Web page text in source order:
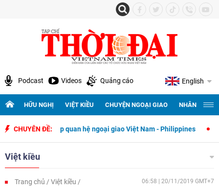
Podcast Videos Quảng cáo English
HỮU NGHỊ VIỆT KIỀU CHUYỆN NGOẠI GIAO NHÂN
CHUYÊN ĐỀ:
thiết lập quan hệ ngoại giao Việt Nam - Philippines 500 ngày
Việt kiều
Trang chủ Việt kiều 06:58 | 20/11/2019 GMT+7